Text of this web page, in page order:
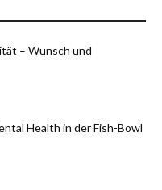
– Wunsch und
Health in der Fish-Bowl